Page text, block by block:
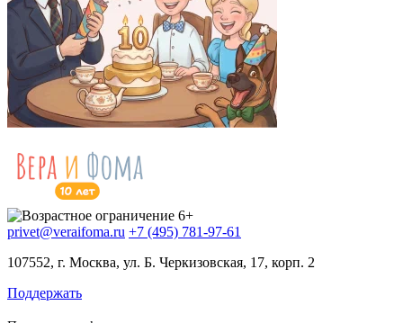
privet@veraifoma.ru +7 (495) 781-97-61
107552, г. Москва, ул. Б. Черкизовская, 17, корп. 2
Поддержать